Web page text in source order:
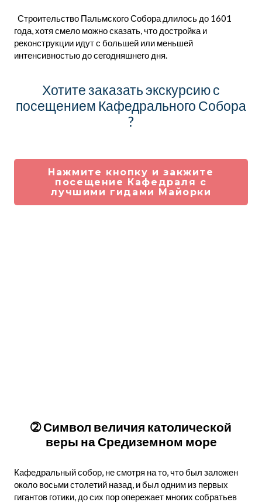
Строительство Пальмского Собора длилось до 1601
года, хотя смело можно сказать, что достройка и
реконструкции идут с большей или меньшей
интенсивностью до сегодняшнего дня.
Хотите заказать экскурсию с
посещением Кафедрального Собора
?
Нажмите кнопку и закжите
посещение Кафедраля с
лучшими гидами Майорки
➁ Символ величия католической
веры на Средиземном море
Кафедральный собор, не смотря на то, что был заложен
около восьми столетий назад, и был одним из первых
гигантов готики, до сих пор опережает многих собратьев